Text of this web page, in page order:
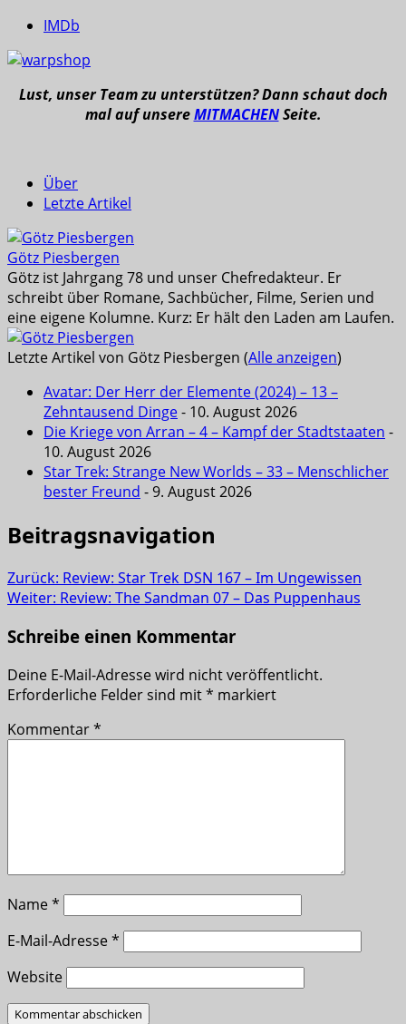
IMDb
Lust, unser Team zu unterstützen? Dann schaut doch
mal auf unsereMITMACHENSeite.
Über
Letzte Artikel
Götz Piesbergen
Götz ist Jahrgang 78 und unser Chefredakteur. Er
schreibt über Romane, Sachbücher, Filme, Serien und
eine eigene Kolumne. Kurz: Er hält den Laden am Laufen.
Letzte Artikel von Götz Piesbergen (Alle anzeigen)
Avatar: Der Herr der Elemente (2024) – 13 –
Zehntausend Dinge- 10. August 2026
Die Kriege von Arran – 4 – Kampf der Stadtstaaten -
10. August 2026
Star Trek: Strange New Worlds – 33 – Menschlicher
bester Freund - 9. August 2026
Beitragsnavigation
Zurück: Review: Star Trek DSN 167 – Im Ungewissen
Weiter: Review: The Sandman 07 – Das Puppenhaus
Schreibe einen Kommentar
Deine E-Mail-Adresse wird nicht veröffentlicht.
Erforderliche Felder sind mit* markiert
Kommentar*
Name*
E-Mail-Adresse*
Website